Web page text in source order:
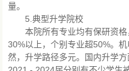
量。
5.典型升学院校
本院所有专业均有保研资
30%以上，个别专业超50%。
然，升学路径多元。国内升学方